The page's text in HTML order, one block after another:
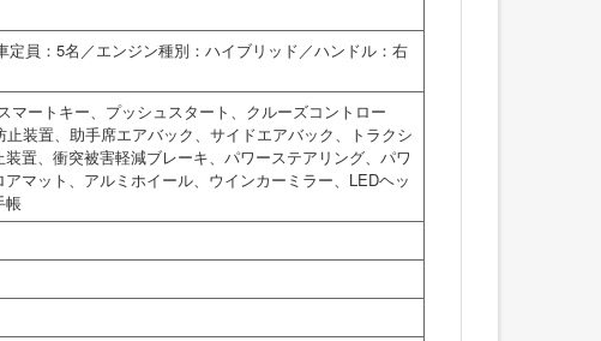
定員：5名／エンジン種別：ハイブリッド／ハンドル：右
マートキー、プッシュスタート、クルーズコントロー
装置、助手席エアバック、サイドエアバック、トラクシ
置、衝突被害軽減ブレーキ、パワーステアリング、パワ
マット、アルミホイール、ウインカーミラー、LEDヘッ
帳